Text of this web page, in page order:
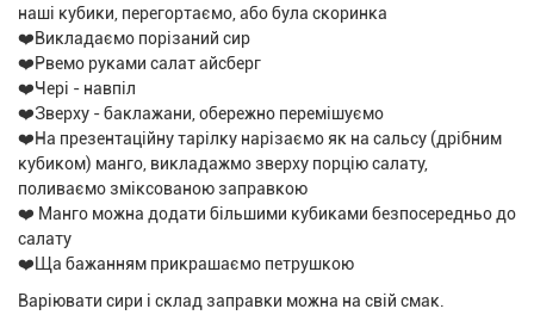
наші кубики, перегортаємо, або була скоринка
❤️Викладаємо порізаний сир
❤️Рвемо руками салат айсберг
❤️Чері - навпіл
❤️Зверху - баклажани, обережно перемішуємо
❤️На презентаційну тарілку нарізаємо як на сальсу (дрібним
кубиком) манго, викладажмо зверху порцію салату,
поливаємо зміксованою заправкою
❤️ Манго можна додати більшими кубиками безпосередньо до
салату
❤️Ща бажанням прикрашаємо петрушкою
Варіювати сири і склад заправки можна на свій смак.